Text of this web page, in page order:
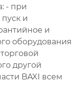
- при
и
и
оборудования
другой
BAXI всем